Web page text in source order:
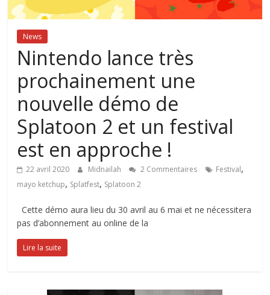
News
Nintendo lance très
prochainement une
nouvelle démo de
Splatoon 2 et un festival
est en approche !
22 avril 2020 Midnailah 2 Commentaires Festival,
mayo ketchup, Splatfest, Splatoon 2
Cette démo aura lieu du 30 avril au 6 mai et ne nécessitera
pas d’abonnement au online de la
Lire la suite